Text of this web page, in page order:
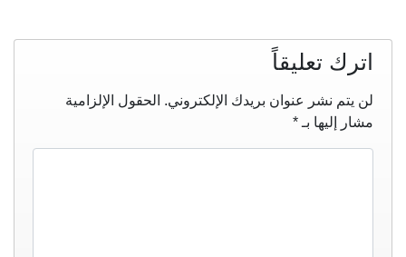
اترك تعليقاً
لن يتم نشر عنوان بريدك الإلكتروني. الحقول الإلزامية
مشار إليها بـ *